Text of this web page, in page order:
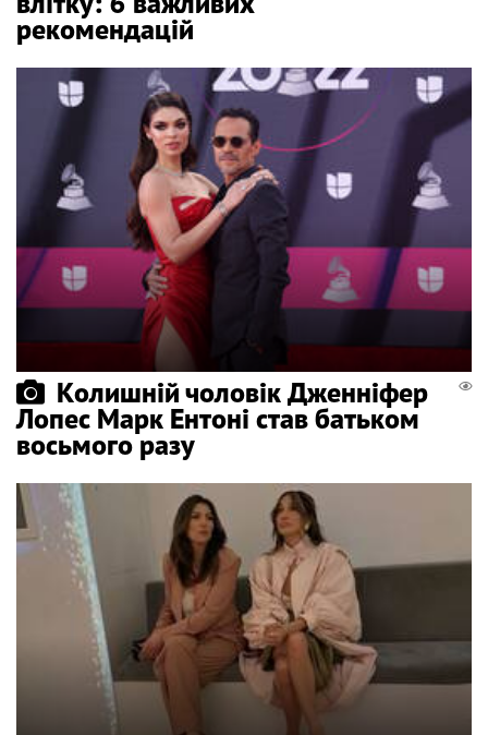
рекомендацій
Колишній чоловік Дженніфер
Лопес Марк Ентоні став батьком
восьмого разу